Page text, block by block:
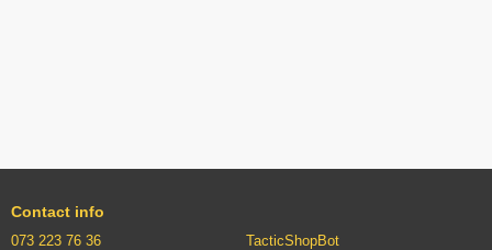
Contact info
073 223 76 36
TacticShopBot